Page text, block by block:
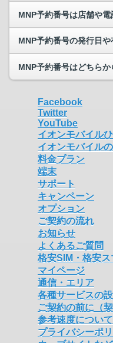
MNP予約番号は店舗や
MNP予約番号の発行日
MNP予約番号はどちら
Facebook
Twitter
YouTube
イオンモバイル
イオンモバイル
料金プラン
端末
サポート
キャンペーン
オプション
ご契約の流れ
お知らせ
よくあるご質問
格安SIM・格安
マイページ
通信・エリア
各種サービスの
ご契約の前に（
参考速度について
プライバシーポ